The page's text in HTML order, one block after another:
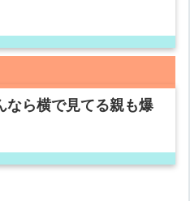
なら横で見てる親も爆